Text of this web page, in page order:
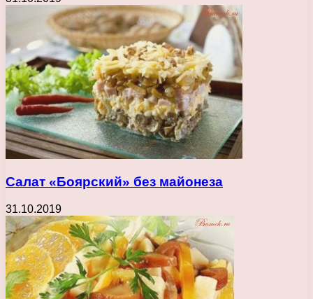
Салат «Боярский» без майонеза
31.10.2019